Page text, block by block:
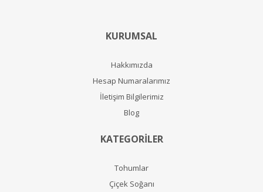
KURUMSAL
Hakkımızda
Hesap Numaralarımız
İletişim Bilgilerimiz
Blog
KATEGORİLER
Tohumlar
Çiçek Soğanı